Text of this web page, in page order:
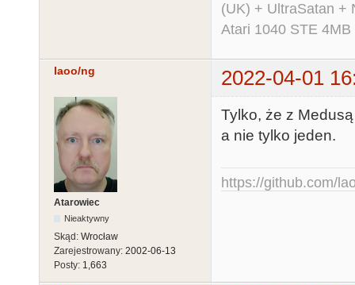
(UK) + UltraSatan +
Atari 1040 STE
laoo/ng 2022-04-01
Atarowiec
Nieaktywny
Skąd: Wrocław
Zarejestrowany: 2002-06-13
Posty: 1,663
Tylko, że z
a nie tylko jeden.
https://github.com/